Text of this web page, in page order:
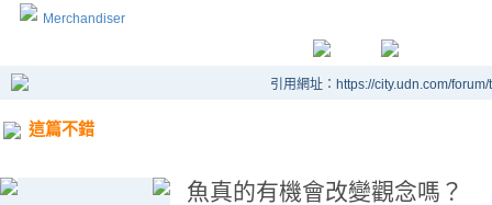
Merchandiser
引用網址：https://city.udn.com/
這篇不錯
魚真的有機會改變觀念嗎？